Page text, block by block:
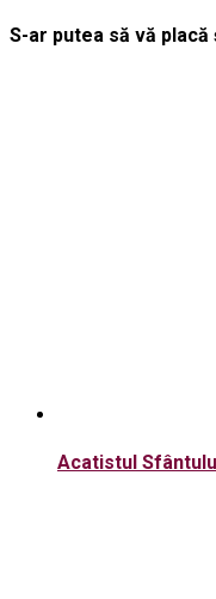
S-ar putea să vă placă
Acatistul